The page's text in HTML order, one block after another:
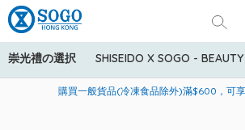
崇光禮の選択 SHISEIDO X SOGO -
美國運通Explorer®信用卡會員購物禮遇：高
購買一般貨品(冷凍食品除外)滿$600，可
寄送中國內地服務只適用於指定商品，若訂單